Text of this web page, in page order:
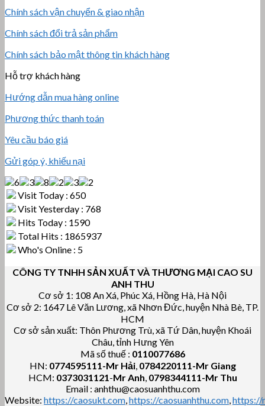
Chính sách vận chuyển & giao nhận
Chính sách đổi trả sản phẩm
Chính sách bảo mật thông tin khách hàng
Hỗ trợ khách hàng
Hướng dẫn mua hàng online
Phương thức thanh toán
Yêu cầu báo giá
Gửi góp ý, khiếu nại
Visit Today : 650
Visit Yesterday : 768
Hits Today : 1590
Total Hits : 1865937
Who's Online : 5
CÔNG TY TNHH SẢN XUẤT VÀ THƯƠNG MẠI CAO SU
ANH THU
Cơ sở 1: 108 An Xá, Phúc Xá, Hồng Hà, Hà Nội
Cơ sở 2: 1647 Lê Văn Lương, xã Nhơn Đức, huyện Nhà Bè, TP.
HCM
Cơ sở sản xuất: Thôn Phương Trù, xã Tứ Dân, huyện Khoái
Châu, tỉnh Hưng Yên
Mã số thuế : 0110077686
HN: 0774595111-Mr Hải, 0784220111-Mr Giang
HCM: 0373031121-Mr Anh, 0798344111-Mr Thu
Email : anhthu@caosuanhthu.com
Website: https://caosukt.com,https://caosuanhthu.com,https://